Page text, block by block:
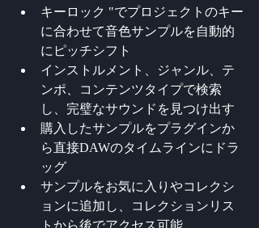
キーロック "でプロジェクトのキー
に合わせて音色サンプルを自動的
にピッチシフト
インストルメント、ジャンル、テ
ンポ、コンテンツタイプで検索
し、完璧なサウンドを見つけ出す
購入したサンプルをプラグインか
ら直接DAWのタイムラインにドラ
ッグ
サンプルをお気に入りやコレクシ
ョンに追加し、コレクションリス
トから後でアクセス可能